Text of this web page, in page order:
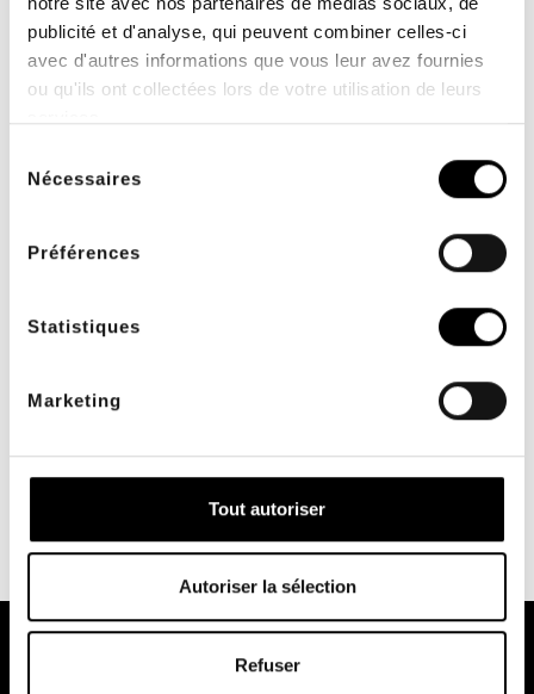
publicité et d'analyse, qui peuvent combiner celles-ci
avec d'autres informations que vous leur avez fournies
ou qu'ils ont collectées lors de votre utilisation de leurs
Nécessaires
Préférences
Statistiques
Marketing
Tout autoriser
Autoriser la sélection
Refuser
SERVICIO INTERNO
a su servicio de lunes a
PAGO SEGURO
con systempay y 3D
transferencia bancaria,
cheque y más
Síguenos